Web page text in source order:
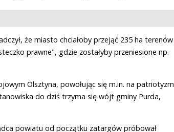
że miasto chciałoby przejąć 235 ha terenów
prawne", gdzie zostałyby przeniesione np.
Olsztyna, powołując się m.in. na patriotyzm
do dziś trzyma się wójt gminy Purda,
powiatu od początku zatargów próbował